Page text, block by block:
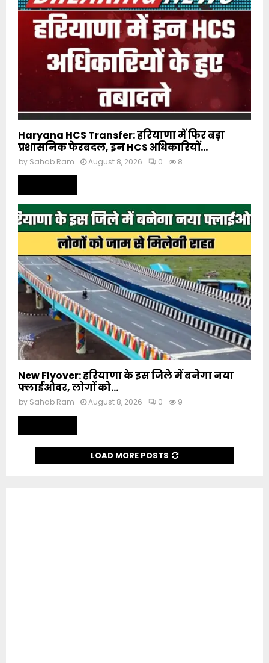
Haryana HCS Transfer: हरियाणा में फिर बड़ा
प्रशासनिक फेरबदल, इन HCS अधिकारियों...
by Sahab Ram August 8, 2026 0 8
New Flyover: हरियाणा के इस जिले में बनेगा नया
फ्लाईओवर, लोगों को...
by Sahab Ram August 8, 2026 0 9
LOAD MORE POSTS